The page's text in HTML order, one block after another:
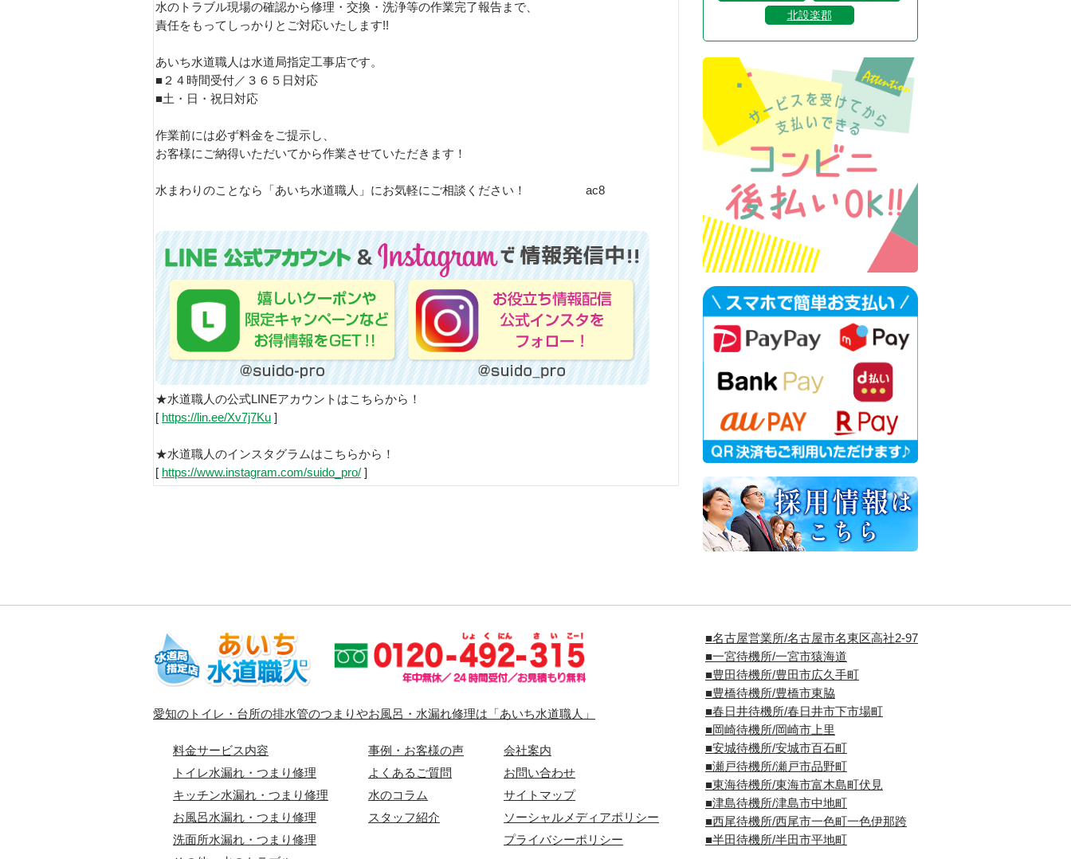
水のトラブル現場の確認から修理・交換・洗浄等の作業完了報告まで、
責任をもってしっかりとご対応いたします!!
あいち水道職人は水道局指定工事店です。
■２４時間受付／３６５日対応
■土・日・祝日対応
作業前には必ず料金をご提示し、
お客様にご納得いただいてから作業させていただきます！
水まわりのことなら「あいち水道職人」にお気軽にご相談ください！ ac8
★水道職人の公式LINEアカウントはこちらから！
[ https://lin.ee/Xv7j7Ku ]
★水道職人のインスタグラムはこちらから！
[ https://www.instagram.com/suido_pro/ ]
北設楽郡
愛知のトイレ・台所の排水管のつまりやお風呂・水漏れ修理は「あいち水道職人」
料金サービス内容
トイレ水漏れ・つまり修理
キッチン水漏れ・つまり修理
お風呂水漏れ・つまり修理
洗面所水漏れ・つまり修理
事例・お客様の声
よくあるご質問
水のコラム
スタッフ紹介
会社案内
お問い合わせ
サイトマップ
ソーシャルメディアポリシー
プライバシーポリシー
■名古屋営業所/名古屋市名東区高社2-97
■一宮待機所/一宮市猿海道
■豊田待機所/豊田市広久手町
■豊橋待機所/豊橋市東脇
■春日井待機所/春日井市下市場町
■岡崎待機所/岡崎市上里
■安城待機所/安城市百石町
■瀬戸待機所/瀬戸市品野町
■東海待機所/東海市富木島町伏見
■津島待機所/津島市中地町
■西尾待機所/西尾市一色町一色伊那跨
■半田待機所/半田市平地町